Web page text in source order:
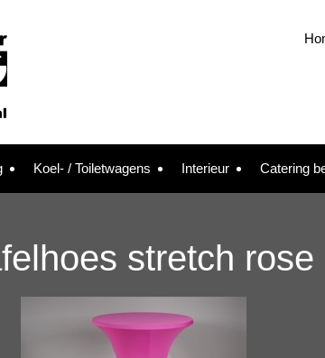
Koel- / Toiletwagens Interieur Catering
stretch rose